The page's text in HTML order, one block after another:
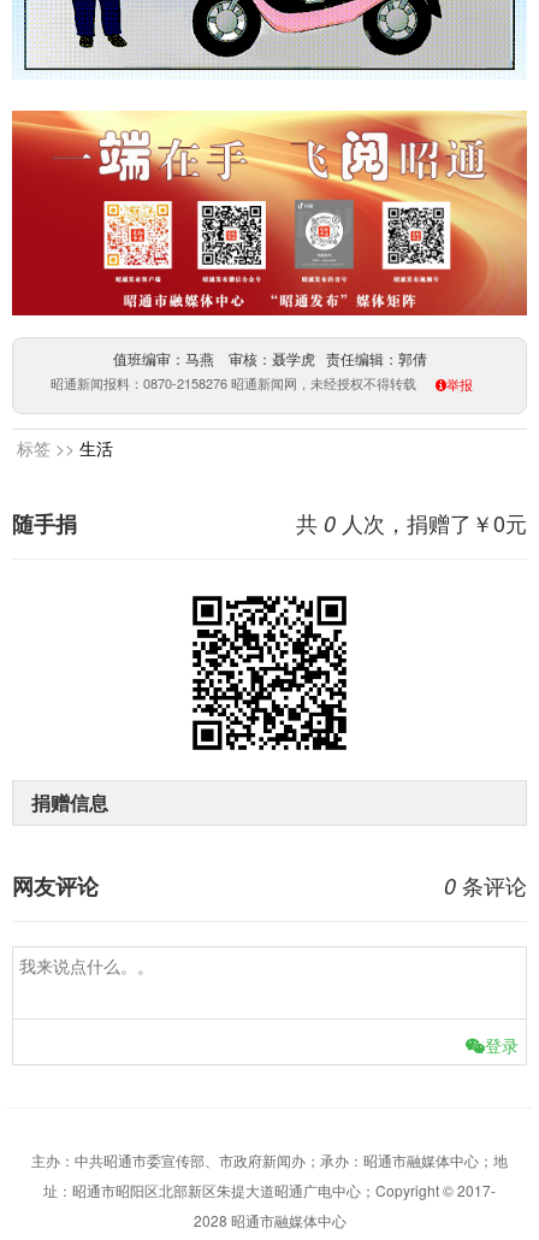
值班编审：马燕 审核：聂学虎 责任编辑：郭倩
昭通新闻报料：0870-2158276 昭通新闻网，未经授权不得转载 举报
标签 >> 生活
共 0 人次，捐赠了￥0元
随手捐
捐赠信息
0 条评论
网友评论
登录
主办：中共昭通市委宣传部、市政府新闻办；承办：昭通市融媒体中心；地
址：昭通市昭阳区北部新区朱提大道昭通广电中心；Copyright © 2017-
2028 昭通市融媒体中心